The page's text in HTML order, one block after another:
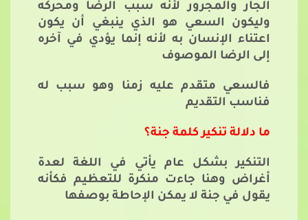
الجار والمجرور لأنه سبب الرضا ومحركه
وليكون السعي هو الذي ينبغي أن يكون
اعتناء الإنسان به لأنه إنما يؤدي في آخره
إلى الرضا الموصوف
فالسعي متقدم عليه زمنا وهو سبب له
فناسب التقديم
ما دلالة تنكير كلمة جنة؟
التنكير بشكل عام يأتي في اللغة لعدة
أغراض وهنا جاءت منكرة للتعظيم فكأنه
يقول في جنة لا يمكن الإحاطة بوصفها